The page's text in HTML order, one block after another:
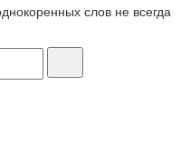
слов не всегда